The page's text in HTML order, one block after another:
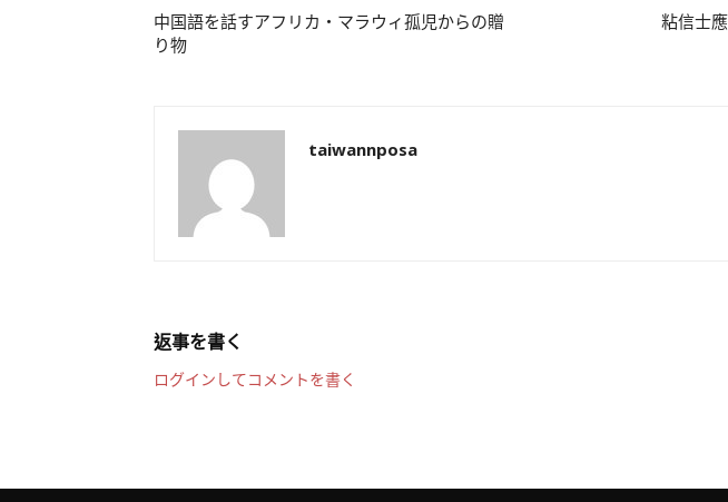
中国語を話すアフリカ・マラウィ孤児からの贈
り物
粘信士
taiwannposa
返事を書く
ログインしてコメントを書く